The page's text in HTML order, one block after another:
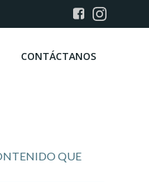
CONTÁCTANOS
QUE